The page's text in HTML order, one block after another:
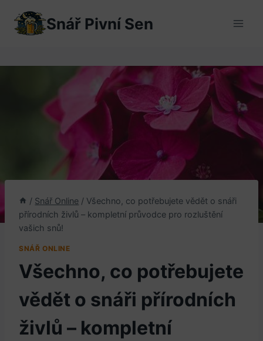
obsah
Snář Pivní Sen
/ Snář Online / Všechno, co potřebujete vědět o snáři
přírodních živlů – kompletní průvodce pro rozluštění
vašich snů!
SNÁŘ ONLINE
Všechno, co potřebujete
vědět o snáři přírodních
živlů – kompletní